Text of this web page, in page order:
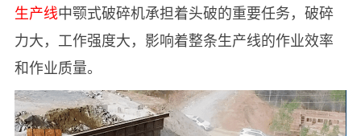
生产线中颚式破碎机承担着头破的重要任务，破碎
力大，工作强度大，影响着整条生产线的作业效率
和作业质量。